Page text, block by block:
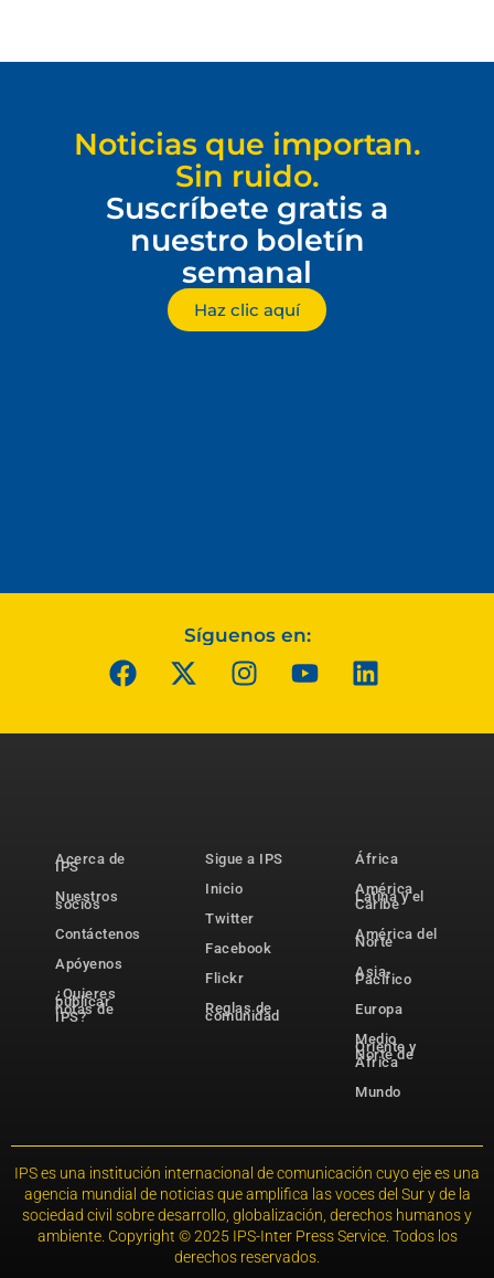
Noticias que importan.
Sin ruido.
Suscríbete gratis a
nuestro boletín
semanal
Haz clic aquí
Síguenos en:
Acerca de
IPS
Nuestros
socios
Contáctenos
Apóyenos
¿Quieres
publicar
notas de
IPS?
Sigue a IPS
Inicio
Twitter
Facebook
Flickr
Reglas de
comunidad
África
América
Latina y el
Caribe
América del
Norte
Asia-
Pacífico
Europa
Medio
Oriente y
Norte de
África
Mundo
IPS es una institución internacional de comunicación cuyo eje es una
agencia mundial de noticias que amplifica las voces del Sur y de la
sociedad civil sobre desarrollo, globalización, derechos humanos y
ambiente. Copyright © 2025 IPS-Inter Press Service. Todos los
derechos reservados.